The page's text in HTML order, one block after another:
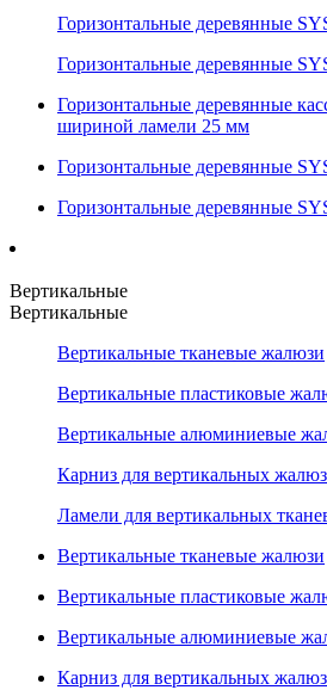
Горизонтальные деревянные
Горизонтальные деревянные
Горизонтальные деревянные
шириной ламели 25 мм
Горизонтальные деревянные
Горизонтальные деревянные
Вертикальные
Вертикальные
Вертикальные тканевые жалюзи
Вертикальные пластиковые
Вертикальные алюминиевые
Карниз для вертикальных
Ламели для вертикальных
Вертикальные тканевые жалюзи
Вертикальные пластиковые
Вертикальные алюминиевые
Карниз для вертикальных